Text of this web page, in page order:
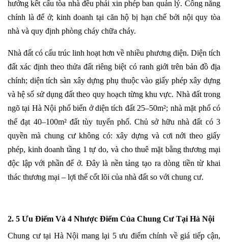
hưởng kết cấu tòa nhà đều phải xin phép ban quản lý. Công năng
chính là để ở; kinh doanh tại căn hộ bị hạn chế bởi nội quy tòa
nhà và quy định phòng cháy chữa cháy.
Nhà đất có cấu trúc linh hoạt hơn về nhiều phương diện. Diện tích
đất xác định theo thửa đất riêng biệt có ranh giới trên bản đồ địa
chính; diện tích sàn xây dựng phụ thuộc vào giấy phép xây dựng
và hệ số sử dụng đất theo quy hoạch từng khu vực. Nhà đất trong
ngõ tại Hà Nội phổ biến ở diện tích đất 25–50m²; nhà mặt phố có
thể đạt 40–100m² đất tùy tuyến phố. Chủ sở hữu nhà đất có 3
quyền mà chung cư không có: xây dựng và cơi nới theo giấy
phép, kinh doanh tầng 1 tự do, và cho thuê mặt bằng thương mại
độc lập với phần để ở. Đây là nền tảng tạo ra dòng tiền từ khai
thác thương mại – lợi thế cốt lõi của nhà đất so với chung cư.
2. 5 Ưu Điểm Và 4 Nhược Điểm Của Chung Cư Tại Hà Nội
Chung cư tại Hà Nội mang lại 5 ưu điểm chính về giá tiếp cận,